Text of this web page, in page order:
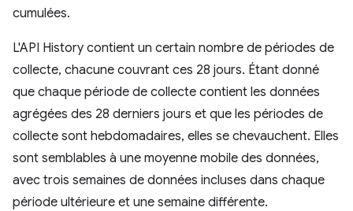
cumulées.
L'API History contient un certain nombre de périodes de
collecte, chacune couvrant ces 28 jours. Étant donné
que chaque période de collecte contient les données
agrégées des 28 derniers jours et que les périodes de
collecte sont hebdomadaires, elles se chevauchent. Elles
sont semblables à une moyenne mobile des données,
avec trois semaines de données incluses dans chaque
période ultérieure et une semaine différente.